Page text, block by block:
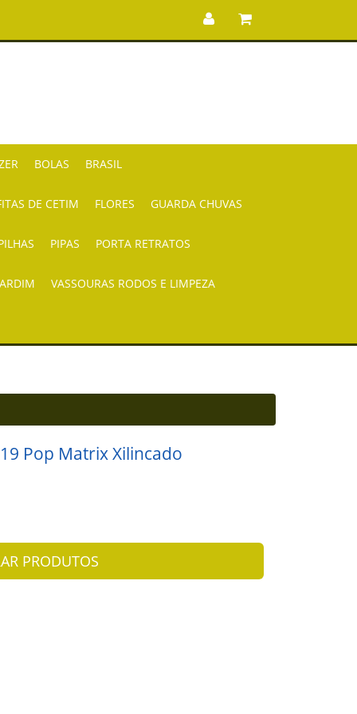
BOLAS BRASIL
DE CETIM FLORES GUARDA CHUVAS
PIPAS PORTA RETRATOS
VASSOURAS RODOS E LIMPEZA
Pop Matrix Xilincado
PRODUTOS